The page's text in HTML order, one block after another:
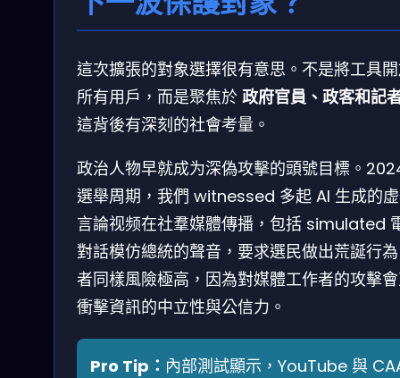
這次擴張的對象選擇很有意思。不是將工具
所有用戶，而是聚焦於 政府官員、政客和記
這背後有深刻的社會考量。
政治人物早就成为深偽攻擊的頭號目標。
選舉周期，我們 witnessed 多起 AI 生成的
言論视频在社羣媒體傳播，包括 simulated
對話模仿總統的聲音，要求選民做出荒誕行
者同樣風險極高，因為對媒體工作者的攻擊
衝擊資訊的中立性與公信力。
Pro Tip： 內部測試顯示，YouTube 與